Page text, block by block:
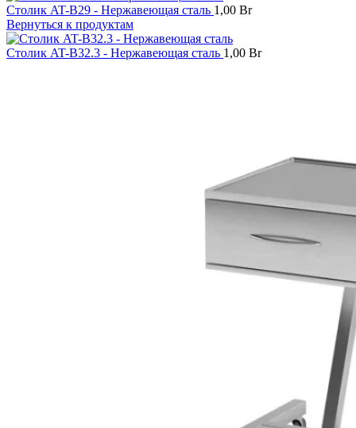
Столик AT-B29 - Нержавеющая сталь 1,00 Br
Вернуться к продуктам
Столик AT-B32.3 - Нержавеющая сталь 1,00 Br